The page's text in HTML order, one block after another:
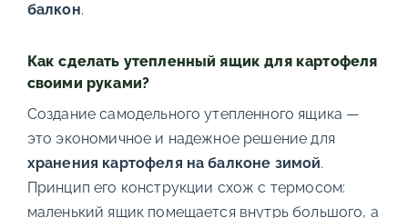
балкон.
Как сделать утепленный ящик для картофеля
своими руками?
Создание самодельного утепленного ящика —
это экономичное и надежное решение для
хранения картофеля на балконе зимой.
Принцип его конструкции схож с термосом:
маленький ящик помещается внутрь большого, а